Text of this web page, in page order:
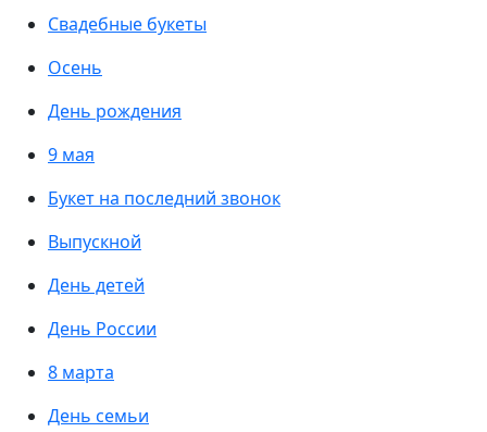
Свадебные букеты
Осень
День рождения
9 мая
Букет на последний звонок
Выпускной
День детей
День России
8 марта
День семьи